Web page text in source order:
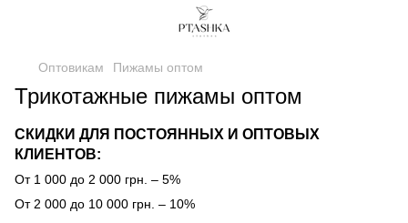
Оптовикам Пижамы оптом
Трикотажные пижамы оптом
СКИДКИ ДЛЯ ПОСТОЯННЫХ И ОПТОВЫХ
КЛИЕНТОВ:
От 1 000 до 2 000 грн. – 5%
От 2 000 до 10 000 грн. – 10%